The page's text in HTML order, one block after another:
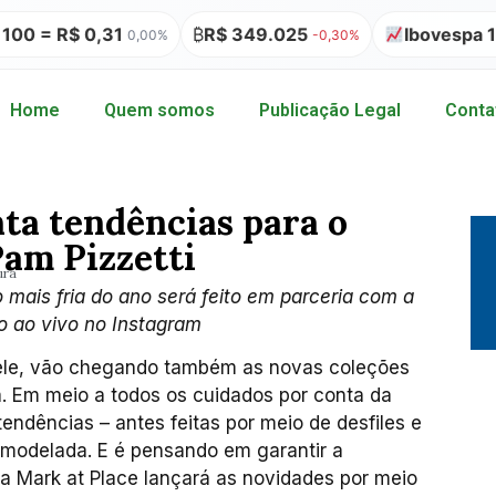
R$ 0,31 0,00% ₿R$ 349.025 -0,30% Ibovespa
Home Quem somos Publicação Legal
tendências para o
Pizzetti
fria do ano será feito em parceria com a
ao vivo no Instagram
vão chegando também as novas coleções
meio a todos os cuidados por conta da
– antes feitas por meio de desfiles e
E é pensando em garantir a
Mark at Place lançará as novidades por meio